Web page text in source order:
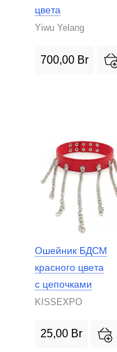
цвета
Yiwu Yelang
700,00 Br
Ошейник БДСМ
красного цвета
с цепочками
KISSEXPO
25,00 Br